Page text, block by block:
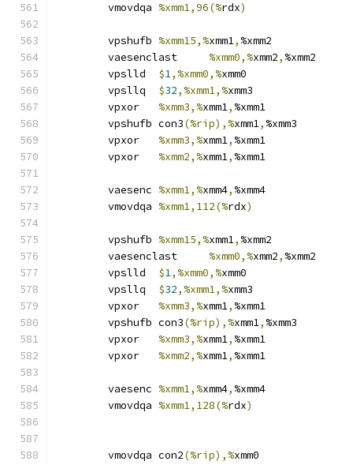
%xmm1,96(%rdx)
%xmm15,%xmm1, %xmm2
%xmm0,%xmm2, %xmm2
$1,%xmm0,%xmm0
$32,%xmm1,%xmm3
%xmm3,%xmm1, %xmm1
	vpshufb	con3
(%rip),%xmm1, %xmm3
%xmm3,%xmm1, %xmm1
%xmm2,%xmm1, %xmm1
%xmm1,%xmm4, %xmm4
%xmm1,112(%rdx)
%xmm15,%xmm1, %xmm2
%xmm0,%xmm2, %xmm2
$1,%xmm0,%xmm0
$32,%xmm1,%xmm3
%xmm3,%xmm1, %xmm1
	vpshufb	con3
(%rip),%xmm1, %xmm3
%xmm3,%xmm1, %xmm1
%xmm2,%xmm1, %xmm1
%xmm1,%xmm4, %xmm4
%xmm1,128(%rdx)
	vmovdqa	con2
(%rip),%xmm0